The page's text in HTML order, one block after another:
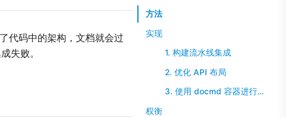
代码中的架构，文档就会过
失败。
方法
实现
1. 构建流水线集成
2. 优化 API 布局
3. 使用 docmd 容器进行增强
权衡